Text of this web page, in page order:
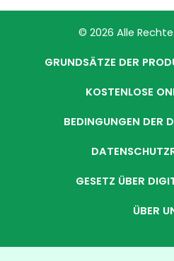
© 2026 Alle
GRUNDSÄTZE DER
KOSTENLOSE
BEDINGUNGEN DER
GESETZ ÜBER
ÜBER